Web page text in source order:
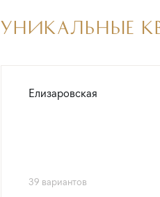
УНИКАЛЬНЫЕ
Елизаровская
39 вариантов